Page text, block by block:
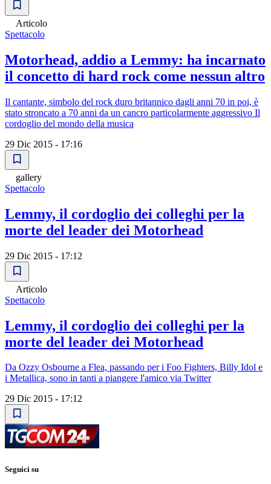
Articolo
Spettacolo
Motorhead, addio a Lemmy: ha incarnato
il concetto di hard rock come nessun altro
Il cantante, simbolo del rock duro britannico dagli anni 70 in poi, è
stato stroncato a 70 anni da un cancro particolarmente aggressivo Il
cordoglio del mondo della musica
29 Dic 2015 - 17:16
gallery
Spettacolo
Lemmy, il cordoglio dei colleghi per la
morte del leader dei Motorhead
29 Dic 2015 - 17:12
Articolo
Spettacolo
Lemmy, il cordoglio dei colleghi per la
morte del leader dei Motorhead
Da Ozzy Osbourne a Flea, passando per i Foo Fighters, Billy Idol e
i Metallica, sono in tanti a piangere l'amico via Twitter
29 Dic 2015 - 17:12
Seguici su